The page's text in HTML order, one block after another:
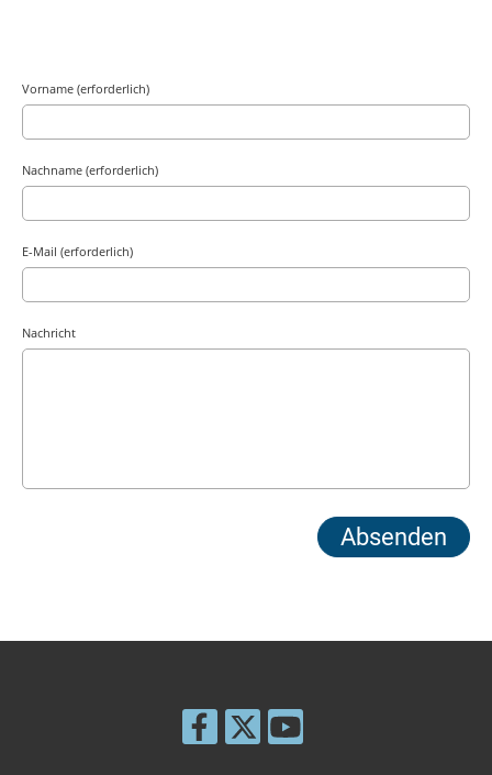
Vorname (erforderlich)
Nachname (erforderlich)
E-Mail (erforderlich)
Nachricht